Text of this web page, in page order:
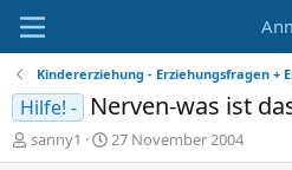
Kindererziehung - Erziehungsfragen +
Hilfe! - Nerven-was ist
E
r
sanny1
E
r
27 November 2004